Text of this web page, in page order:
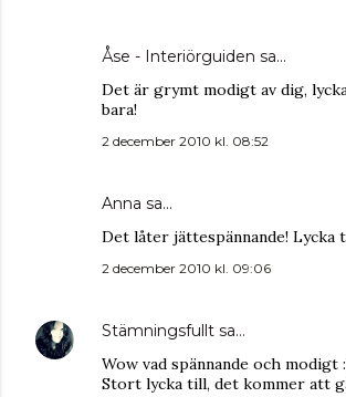
Åse - Interiörguiden sa…
Det är grymt modigt av dig,
bara!
2 december 2010 kl. 08:52
Anna sa…
Det låter jättespännande! Lycka
2 december 2010 kl. 09:06
Stämningsfullt sa…
Wow vad spännande och modigt
Stort lycka till, det kommer att